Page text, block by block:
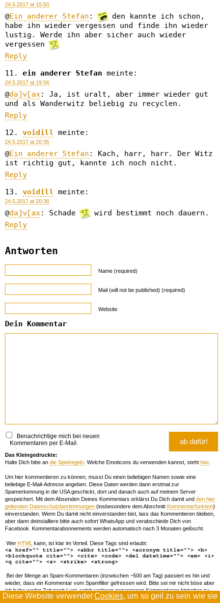
Diese Website verwendetCookies, um so geil zu sein wie sie
24.5.2017 at 15:50
@Ein anderer Stefan :
den kannte ich schon,
habe ihn wieder vergessen und finde ihn wieder
lustig. Werde ihn aber sicher auch wieder
vergessen
Reply
ein anderer Stefan meinte:
24.5.2017 at 19:56
@da]v[ax : Ja, ist uralt, aber immer wieder gut
und als Wanderwitz beliebig zu recyclen.
Reply
voidill
meinte:
24.5.2017 at 20:35
@Ein anderer Stefan : Kach, harr, harr. Der Witz
ist richtig gut, kannte ich noch nicht.
Reply
voidill
meinte:
24.5.2017 at 20:36
@da]v[ax : Schade
wird bestimmt noch dauern.
Reply
Antworten
Name (required)
Mail (will not be published) (required)
Website
Dein Kommentar
Benachrichtige mich bei neuen
Kommentaren per E-Mail.
Das Kleingedruckte:
Halte Dich bitte an die Spielregeln . Welche Emoticons du verwenden kannst, steht hier.
Um hier kommentieren zu können, musst Du einen beliebigen Namen sowie eine
beliebige E-Mail-Adresse angeben. Diese Daten werden dann erstmal zur
Spamerkennung in die USA geschickt, dort und danach auch auf meinem Server
gespeichert. Mit dem Absenden Deines Kommentars erklärst Du Dich damit und den hier
geltenden Datenschutzbestimmungen (insbesondere dem Abschnitt Kommentarfunktion)
einverstanden. Wenn Du damit nicht einverstanden bist, lass das Kommentieren bleiben,
aber dann deinstalliere bitte auch sofort WhatsApp und verabschiede Dich von
Facebook. Kommentarabonnements werden automatisch nach 3 Monaten gelöscht.
Wer HTML kann, ist klar im Vorteil. Diese Tags sind erlaubt:
<a href="" title=""> <abbr title=""> <acronym title=""> <b>
<blockquote cite=""> <cite> <code> <del datetime=""> <em> <i>
<q cite=""> <s> <strike> <strong>
Bei der Menge an Spam-Kommentaren (inzwischen ~500 am Tag) passiert es hin und
wieder, dass ein Kommentar vom Spamfilter gefressen wird. Bitte sei mir nicht böse aber
ich habe weder Zeit noch Lust, solch verloren gegangenen Kommentaren hinterher zu
forschen. Wenn das öfters passiert, schreib' mir 'ne Mail damit ich dich whitelisten kann.